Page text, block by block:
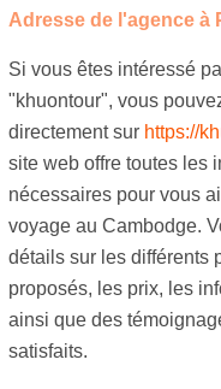
Adresse de l'agence à
Si vous êtes intéressé
"khuontour", vous
directement sur https://
site web offre toutes les
nécessaires pour vous
voyage au Cambodge.
détails sur les différents
proposés, les prix, les
ainsi que des
satisfaits.